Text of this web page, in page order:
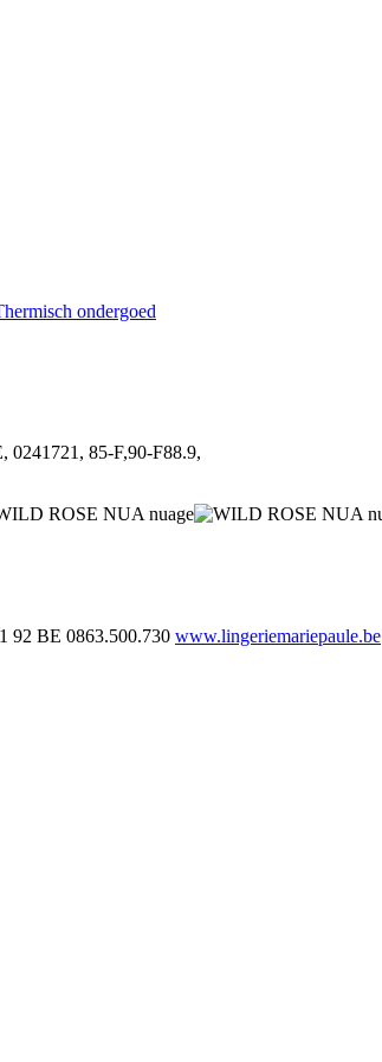
ondergoed
85-F,90-F88.9,
92 BE 0863.500.730 www.lingeriemariepaule.be